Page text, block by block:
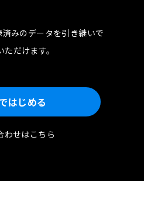
済みのデータを引き継いで
ただけます。
はじめる
わせはこちら